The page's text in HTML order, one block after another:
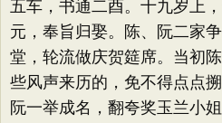
五车，书通二酉。十九岁上
元，奉旨归娶。陈、阮二家
堂，轮流做庆贺筵席。当初
些风声来历的，免不得点点
阮一举成名，翻夸奖玉兰小